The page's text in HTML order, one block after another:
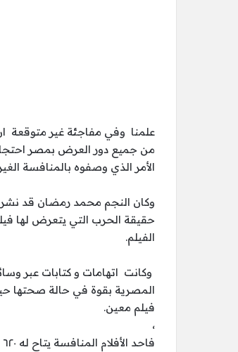
علمنا وفي مفاجئة غير متوقعة
من جميع دور العرض بمصر
الأمر الذي وصفوه بالمنافسة
وكان النجم محمد رمضان قد نشر
حقيقة الحرب التي يتعرض لها
الفيلم.
وكانت اتهامات و كتابات عبر
المصرية بقوة في حالة صحتها
فيلم معين.
،
فاحد الأفلام المنافسة يتاح له ٦٢٠ حفلة يوميا بينما يتاح لاسد ١٦٨ حفلة يوميا فقط بفارق ٤٥٢ حفلة يوميا.